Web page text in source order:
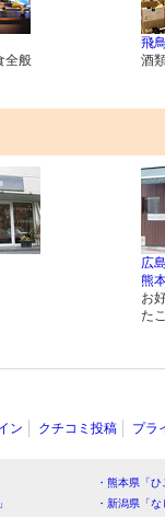
全般
飛
酒
広
熊
お
た
ン クチコミ投稿 プラ
・熊本県「
・新潟県「